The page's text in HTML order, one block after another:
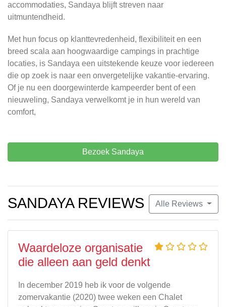
accommodaties, Sandaya blijft streven naar
uitmuntendheid.
Met hun focus op klanttevredenheid, flexibiliteit en een
breed scala aan hoogwaardige campings in prachtige
locaties, is Sandaya een uitstekende keuze voor iedereen
die op zoek is naar een onvergetelijke vakantie-ervaring.
Of je nu een doorgewinterde kampeerder bent of een
nieuweling, Sandaya verwelkomt je in hun wereld van
comfort,
Bezoek Sandaya
Alle Reviews
SANDAYA REVIEWS
Waardeloze organisatie
die alleen aan geld denkt
In december 2019 heb ik voor de volgende
zomervakantie (2020) twee weken een Chalet